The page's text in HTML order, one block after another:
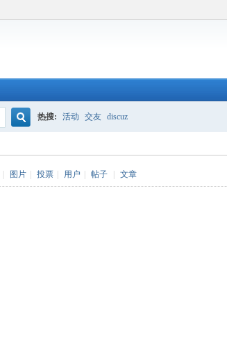
热搜: 活动 交友 discuz
图片 投票 用户 帖子 文章